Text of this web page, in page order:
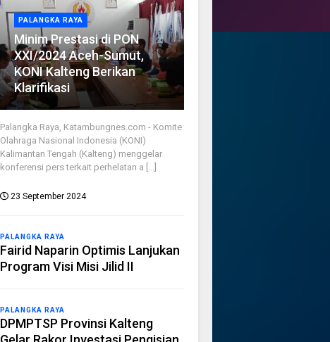
PALANGKA RAYA
Minim Prestasi di PON
XXI/2024 Aceh-Sumut,
KONI Kalteng Berikan
Klarifikasi
Palangka Raya, Katambungnes.com - Komite
Olahraga Nasional Indonesia (KONI)
Kalimantan Tengah (Kalteng) menggelar
konferensi pers terkait perhelatan a [...]
23 September 2024
PALANGKA RAYA
Fairid Naparin Optimis Lanjukan
Program Visi Misi Jilid II
PALANGKA RAYA
DPMPTSP Provinsi Kalteng